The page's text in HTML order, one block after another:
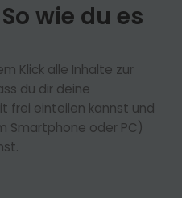
wie du es
Klick alle Inhalte zur
du dir deine
frei einteilen kannst und
Smartphone oder PC)